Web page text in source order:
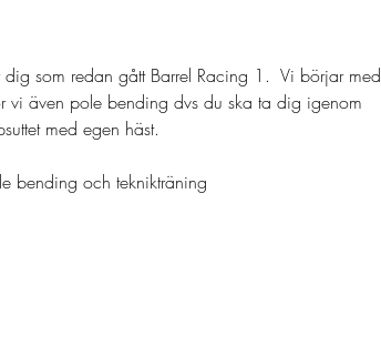
som redan gått Barrel Racing 1.  Vi börjar med
vi även pole bending dvs du ska ta dig igenom
med egen häst.
bending och teknikträning